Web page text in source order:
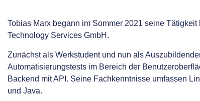
Tobias Marx begann im Sommer 2021 seine Tätigkeit
Technology Services GmbH.
Zunächst als Werkstudent und nun als
Automatisierungstests im Bereich der
Backend mit API. Seine Fachkenntnisse umfassen
und Java.